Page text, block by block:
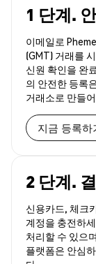
1 단계.
이메일로
(GMT) 거래를
신원 확인을 완
의 안전한 등록
거래소로 만들
지금 등록하
2 단계.
신용카드, 체크
계정을 충전하
처리할 수 있으
플랫폼은 안심